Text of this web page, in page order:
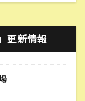
更新情報